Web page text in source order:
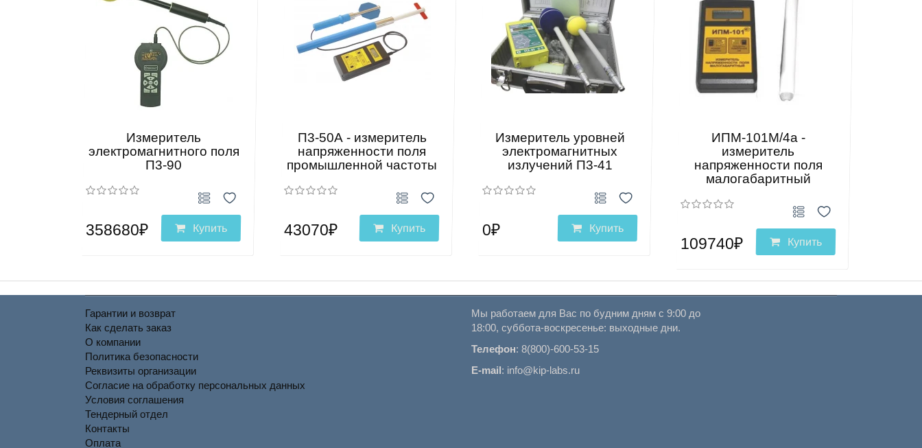
Измеритель
электромагнитного поля
П3-90
358680₽ Купить
П3-50А - измеритель
напряженности поля
промышленной частоты
43070₽ Купить
Измеритель уровней
электромагнитных
излучений П3-41
0₽ Купить
ИПМ-101М/4а -
измеритель
напряженности поля
малогабаритный
109740₽ Купить
Гарантии и возврат
Как сделать заказ
О компании
Политика безопасности
Реквизиты организации
Согласие на обработку персональных данных
Условия соглашения
Тендерный отдел
Контакты
Оплата
Мы работаем для Вас по будним дням с 9:00 до
18:00, суббота-воскресенье: выходные дни.
Телефон: 8(800)-600-53-15
E-mail: info@kip-labs.ru